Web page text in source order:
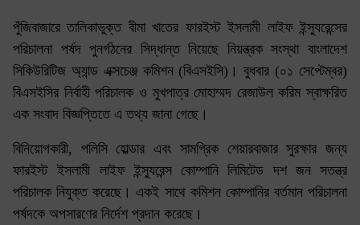
পুঁজিবাজারে তালিকাভুক্ত বীমা খাতের ফারইস্ট ইসলামী লাইফ ইন্স্যুরেন্সের
পরিচালনা পর্ষদ পুনর্গঠনের সিদ্ধান্ত নিয়েছে নিয়ন্ত্রক সংস্থা বাংলাদেশ
সিকিউরিটিজ অ্যান্ড এক্সচেঞ্জ কমিশন (বিএসইসি)। বুধবার (০১ সেপ্টেম্বর)
বিএসইসির নির্বাহী পরিচালক ও মুখপাত্র মোহাম্মদ রেজাউল করিম স্বাক্ষরিত
এক সংবাদ বিজ্ঞপ্তিতে এ তথ্য জানা গেছে।
বিনিয়োগকারী, পলিসি হোল্ডার এবং সামগ্রিক শেয়ারবাজার সুরক্ষার জন্য
ফারইস্ট ইসলামী লাইফ ইন্স্যুরেন্স কোম্পানি লিমিটেড দশ জন সতন্ত্র
পরিচালক নিযুক্ত করেছে। একই সাথে কমিশন কোম্পানির বর্তমান পরিচালনা
পর্ষদকে অপসারণের নির্দেশ প্রদান করেছে।